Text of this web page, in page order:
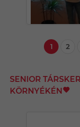
1 2
SENIOR
KÖRNYÉKÉN